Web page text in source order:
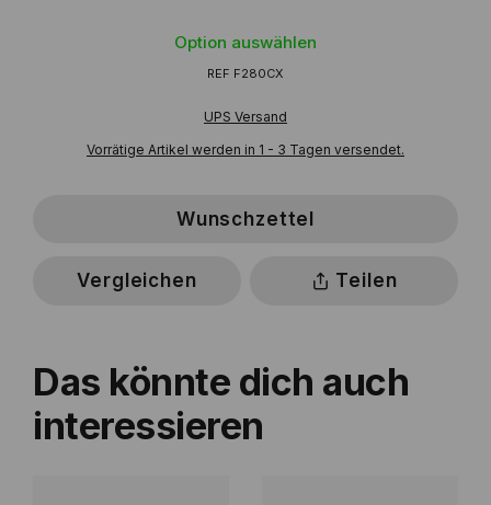
Option auswählen
REF F280CX
UPS Versand
Vorrätige Artikel werden in 1 - 3 Tagen versendet.
Wunschzettel
Vergleichen Teilen
Das könnte dich auch
interessieren